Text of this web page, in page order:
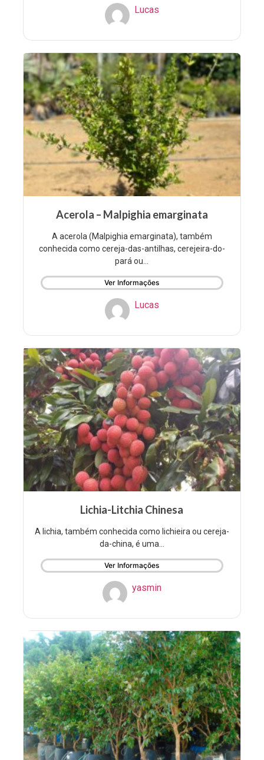
Lucas
Acerola – Malpighia emarginata
A acerola (Malpighia emarginata), também
conhecida como cereja-das-antilhas, cerejeira-do-
pará ou...
Ver Informações
Lucas
Lichia-Litchia Chinesa
A lichia, também conhecida como lichieira ou cereja-
da-china, é uma...
Ver Informações
yasmin